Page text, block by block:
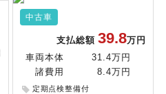
中古車
支払総額39.8万円
車両本体
31.4万円
諸費用
8.4万円
定期点検整備付